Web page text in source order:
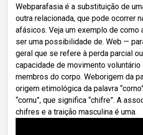
Webparafasia é a substituição de
outra relacionada, que pode ocorrer
afásicos. Veja um exemplo de como
ser uma possibilidade de. Web —
geral que se refere à perda parcial
capacidade de movimento voluntário
membros do corpo. Weborigem da
origem etimológica da palavra
“cornu”, que significa “chifre”. A
chifres e a traição masculina é uma.